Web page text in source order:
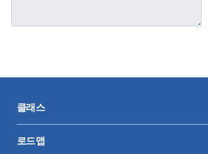
클래스
로드맵